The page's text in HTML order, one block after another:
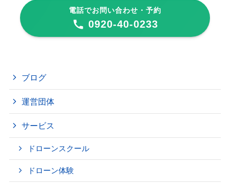
電話でお問い合わせ・予約
0920-40-0233
ブログ
運営団体
サービス
ドローンスクール
ドローン体験